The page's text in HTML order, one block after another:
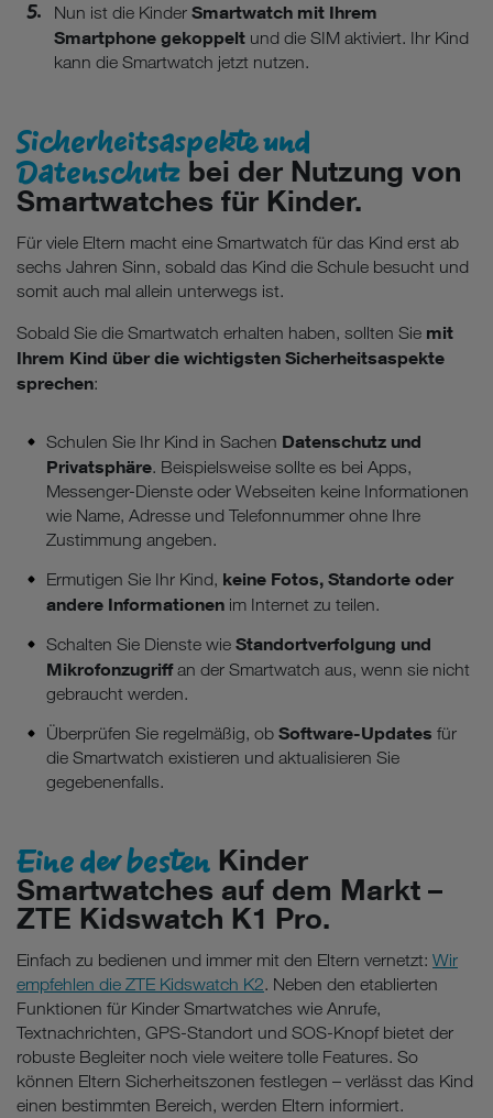
Nun ist die Kinder Smartwatch mit Ihrem
Smartphone gekoppelt und die SIM aktiviert. Ihr Kind
kann die Smartwatch jetzt nutzen.
Sicherheitsaspekte und
Datenschutz bei der Nutzung von
Smartwatches für Kinder.
Für viele Eltern macht eine Smartwatch für das Kind erst ab
sechs Jahren Sinn, sobald das Kind die Schule besucht und
somit auch mal allein unterwegs ist.
Sobald Sie die Smartwatch erhalten haben, sollten Sie mit
Ihrem Kind über die wichtigsten Sicherheitsaspekte
sprechen:
Schulen Sie Ihr Kind in Sachen Datenschutz und
Privatsphäre. Beispielsweise sollte es bei Apps,
Messenger-Dienste oder Webseiten keine Informationen
wie Name, Adresse und Telefonnummer ohne Ihre
Zustimmung angeben.
Ermutigen Sie Ihr Kind, keine Fotos, Standorte oder
andere Informationen im Internet zu teilen.
Schalten Sie Dienste wie Standortverfolgung und
Mikrofonzugriffan der Smartwatch aus, wenn sie nicht
gebraucht werden.
Überprüfen Sie regelmäßig, ob Software-Updates für
die Smartwatch existieren und aktualisieren Sie
gegebenenfalls.
Eine der besten Kinder
Smartwatches auf dem Markt –
ZTE Kidswatch K1 Pro.
Einfach zu bedienen und immer mit den Eltern vernetzt: Wir
empfehlen die ZTE Kidswatch K2. Neben den etablierten
Funktionen für Kinder Smartwatches wie Anrufe,
Textnachrichten, GPS-Standort und SOS-Knopf bietet der
robuste Begleiter noch viele weitere tolle Features. So
können Eltern Sicherheitszonen festlegen – verlässt das Kind
einen bestimmten Bereich, werden Eltern informiert.